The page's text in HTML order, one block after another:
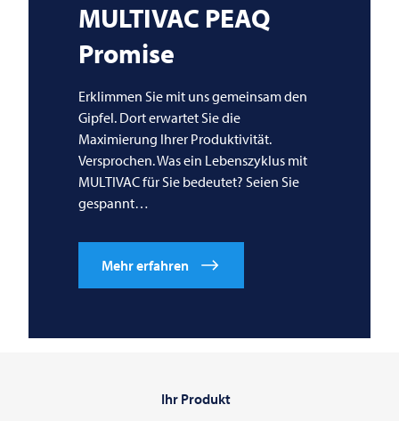
MULTIVAC PEAQ
Promise
Erklimmen Sie mit uns gemeinsam den
Gipfel. Dort erwartet Sie die
Maximierung Ihrer Produktivität.
Versprochen. Was ein Lebenszyklus mit
MULTIVACfür Sie bedeutet? Seien Sie
gespannt…
Mehr erfahren
Ihr Produkt